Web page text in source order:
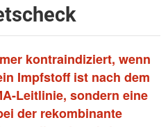
kontraindiziert, wenn
Impfstoff ist nach dem
Leitlinie, sondern eine
der rekombinante